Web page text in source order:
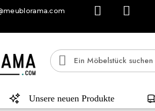
Unsere neuen Produkte